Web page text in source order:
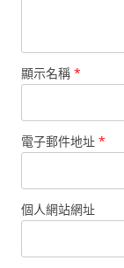
顯示名稱 *
電子郵件地址 *
個人網站網址